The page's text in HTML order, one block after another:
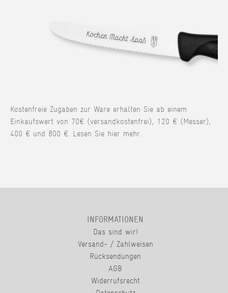
Kostenfreie Zugaben zur Ware erhalten Sie ab einem
Einkaufswert von 70€ (versandkostenfrei), 120 € (Messer),
400 € und 800 €. Lesen Sie hier mehr.
INFORMATIONEN
Das sind wir!
Versand- / Zahlweisen
Rücksendungen
AGB
Widerrufsrecht